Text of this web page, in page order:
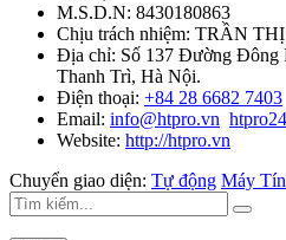
M.S.D.N: 8430180863
Chịu trách nhiệm: TRẦN
Địa chỉ: Số 137 Đường Đông
Thanh Trì, Hà Nội.
Điện thoại: +84 28 6682 7403
Email: info@htpro.vn
Website: http://htpro.vn
Chuyển giao diện: Tự động Máy